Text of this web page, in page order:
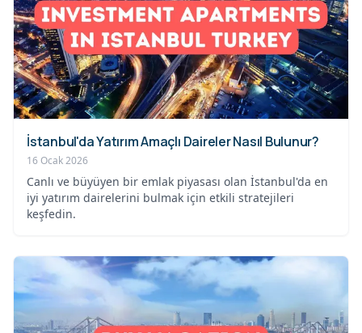
İstanbul'da Yatırım Amaçlı Daireler Nasıl Bulunur?
16 Ocak 2026
Canlı ve büyüyen bir emlak piyasası olan İstanbul'da en
iyi yatırım dairelerini bulmak için etkili stratejileri
keşfedin.